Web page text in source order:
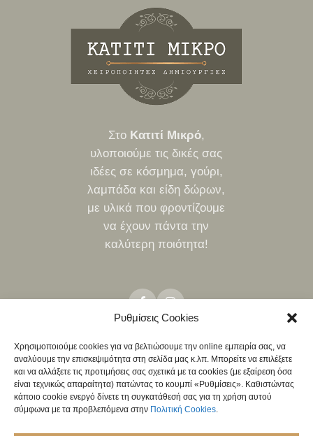
Ρυθμίσεις Cookies
Χρησιμοποιούμε cookies για να βελτιώσουμε την online εμπειρία σας, να
αναλύουμε την επισκεψιμότητα στη σελίδα μας κ.λπ. Μπορείτε να επιλέξετε
και να αλλάξετε τις προτιμήσεις σας σχετικά με τα cookies (με εξαίρεση όσα
είναι τεχνικώς απαραίτητα) πατώντας το κουμπί «Ρυθμίσεις». Καθιστώντας
κάποιο cookie ενεργό δίνετε τη συγκατάθεσή σας για τη χρήση αυτού
σύμφωνα με τα προβλεπόμενα στην Πολιτική Cookies.
Στο Κατιτί Μικρό,
υλοποιούμε τις δικές σας
ιδέες σε κόσμημα, γούρι,
λαμπάδα και είδη δώρων,
με υλικά που φροντίζουμε
να έχουν πάντα την
καλύτερη ποιότητα!
ΤΡΌΠΟΙ ΑΠΟΣΤΟΛΉΣΤΡΌΠΟΙ ΠΛΗΡΩΜΉΣΠΟΛΙΤΙΚΉ ΕΠΙΣΤΡΟΦΏΝ
ΧΟΝΔΡΙΚΉ